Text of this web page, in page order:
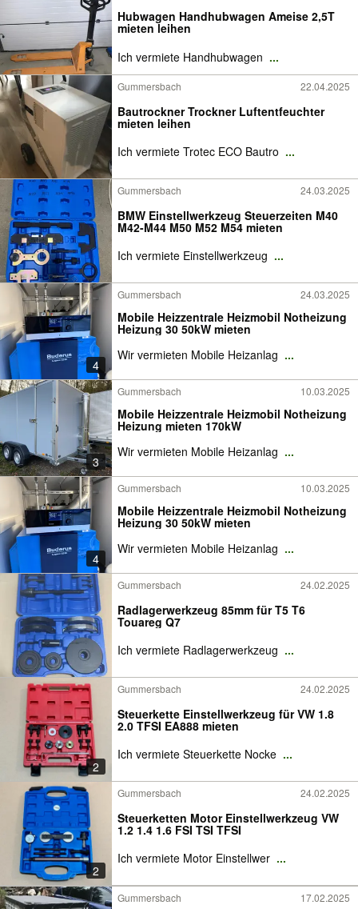
Hubwagen Handhubwagen Ameise 2,5T
mieten leihen
Ich vermiete Handhubwagen ...
Gummersbach 22.04.2025
Bautrockner Trockner Luftentfeuchter
mieten leihen
Ich vermiete Trotec ECO Bautro ...
Gummersbach 24.03.2025
BMW Einstellwerkzeug Steuerzeiten M40
M42-M44 M50 M52 M54 mieten
Ich vermiete Einstellwerkzeug ...
4
Gummersbach 24.03.2025
Mobile Heizzentrale Heizmobil Notheizung
Heizung 30 50kW mieten
Wir vermieten Mobile Heizanlag ...
3
Gummersbach 10.03.2025
Mobile Heizzentrale Heizmobil Notheizung
Heizung mieten 170kW
Wir vermieten Mobile Heizanlag ...
4
Gummersbach 10.03.2025
Mobile Heizzentrale Heizmobil Notheizung
Heizung 30 50kW mieten
Wir vermieten Mobile Heizanlag ...
Gummersbach 24.02.2025
Radlagerwerkzeug 85mm für T5 T6
Touareg Q7
Ich vermiete Radlagerwerkzeug ...
2
Gummersbach 24.02.2025
Steuerkette Einstellwerkzeug für VW 1.8
2.0 TFSI EA888 mieten
Ich vermiete Steuerkette Nocke ...
2
Gummersbach 24.02.2025
Steuerketten Motor Einstellwerkzeug VW
1.2 1.4 1.6 FSI TSI TFSI
Ich vermiete Motor Einstellwer ...
Gummersbach 17.02.2025